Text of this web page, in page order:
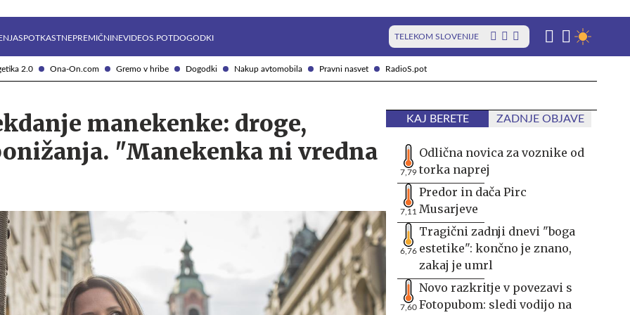
2.0 Ona-On.com Gremo v hribe Dogodki Nakup avtomobila Pravni nasvet RadioS.pot
SPOTKASTNEPREMIČNINEVIDEOS.POTDOGODKI TELEKOM SLOVENIJE
manekenke: droge,
"Manekenka ni vredna
KAJ BERETE ZADNJE OBJAVE
7,79
Odlična novica za voznike od
torka naprej
7,11
Predor in dača Pirc
Musarjeve
6,76
Tragični zadnji dnevi "boga
estetike": končno je znano,
zakaj je umrl
7,60
Novo razkritje v povezavi s
Fotopubom: sledi vodijo na